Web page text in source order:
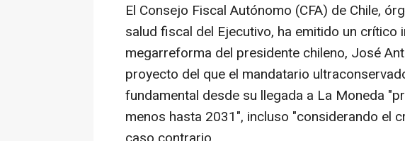
El Consejo Fiscal Autónomo (CFA) de Chile,
salud fiscal del Ejecutivo, ha emitido un crítico
megarreforma del presidente chileno, José
proyecto del que el mandatario
fundamental desde su llegada a La Moneda
menos hasta 2031", incluso "considerando el